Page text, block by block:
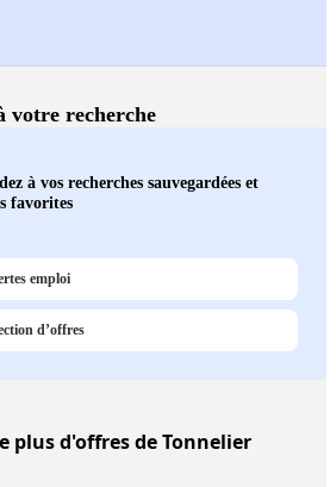
votre recherche
à vos recherches sauvegardées et
favorites
emploi
d’offres
plus d'offres de Tonnelier